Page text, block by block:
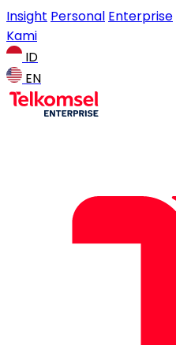
Insight Personal Enterprise
Kami
ID
EN